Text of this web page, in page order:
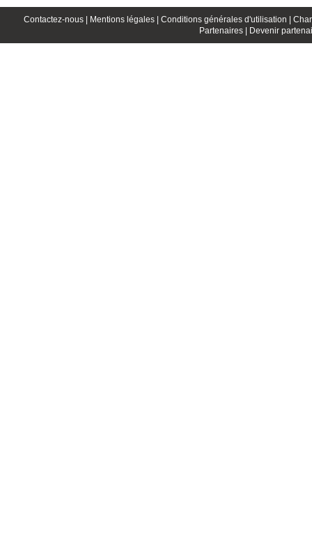
Contactez-nous | Mentions légales | Conditions générales d'utilisation |
Partenaires |
Devenir